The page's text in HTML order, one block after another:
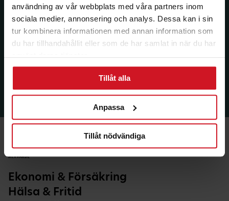
användning av vår webbplats med våra partners inom
sociala medier, annonsering och analys. Dessa kan i sin
tur kombinera informationen med annan information som
du har tillhandahållit eller som de har samlat in när du har
använt deras tjänster.
Tillåt alla
Anpassa
Tillåt nödvändiga
Ekonomi & Försäkring
Hälsa & Fritid